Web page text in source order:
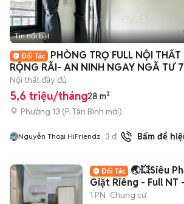
Tin nổi bật
PHÒNG TRỌ FULL NỘI
RỘNG RÃI- AN NINH NGAY NGÃ TƯ
Nội thất đầy đủ
5,6 triệu/tháng28 m²
Phường 13 (P. Tân Bình mới)
Nguyễn Thoại HiFriendz 3 đã bánBấm để
🌏💥Siêu
Giặt Riêng - Full NT
Xanh Q.BT
1 PN Chung cư